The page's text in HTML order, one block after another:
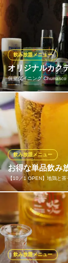
神奈川県横浜市港
料理に合わせてお
放題メニューを種
の生ビールやハイ
酎・果実種等《全
居酒屋なら、海鮮
個室完備 海鮮
個室 海鮮 居酒
ＪＲ東海道新幹
神奈川県横浜市港
オリジナルカク
個室ダイニング
飲み放題メニュー
お酒も本格的で異
テルをご用意◎ま
お酒好きは必見で
いますのでお好み
ィーにもおすすめ
ださい！
個室ダイニン
シュラスコ食べ
ＪＲ新横浜駅 徒
神奈川県横浜市港
お得な単品飲み
【10／1 OPEN】地鶏と茶
飲み放題メニュー
飲みたい気分の日
000円楽しめます
やカクテルなど種
サクッと飲みにも
な単品飲み放題プ
飲み放題メニュー